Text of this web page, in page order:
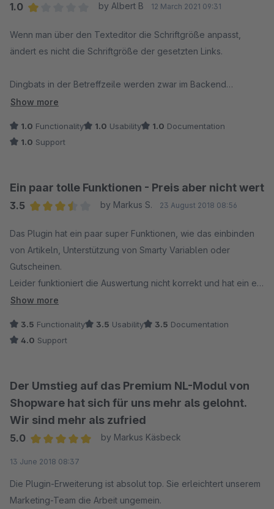
1.0
by Albert B 12 March 2021 09:31
Wenn man über den Texteditor die Schriftgröße anpasst,
ändert es nicht die Schriftgröße der gesetzten Links.
Dingbats in der Betreffzeile werden zwar im Backend
angezeigt, werden aber beim versenden des Newsletter
In der Plugin Beschreibung steht:
Unterstützung von Dingbats in der Betreff-Zeile. Beispiele: ✌
✂ ❎
Der Support hat mir geantwortet, ich soll doch bitte ein Issue
erstellen oder mich an einen Shopware Partner wenden...
Finde ich bei offensichtlichen Bugs eine Frechheit.
Show more
1.0 Functionality 1.0 Usability 1.0 Documentation
1.0 Support
Ein paar tolle Funktionen - Preis aber nicht wert
3.5
by Markus S. 23 August 2018 08:56
Das Plugin hat ein paar super Funktionen, wie das einbinden
von Artikeln, Unterstützung von Smarty Variablen oder
Gutscheinen.
Leider funktioniert die Auswertung nicht korrekt und hat ein ein
paar Fehler.
einer Shoplösung als Standard schon dabei sein.
Show more
3.5 Functionality 3.5 Usability 3.5 Documentation
4.0 Support
Der Umstieg auf das Premium NL-Modul von
Shopware hat sich für uns mehr als gelohnt.
Wir sind mehr als zufried
5.0
by Markus Käsbeck
13 June 2018 08:37
Die Plugin-Erweiterung ist absolut top. Sie erleichtert unserem
Marketing-Team die Arbeit ungemein.